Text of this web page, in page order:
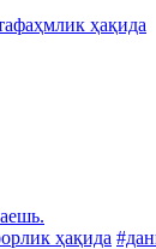
ҳақида
ҳақида